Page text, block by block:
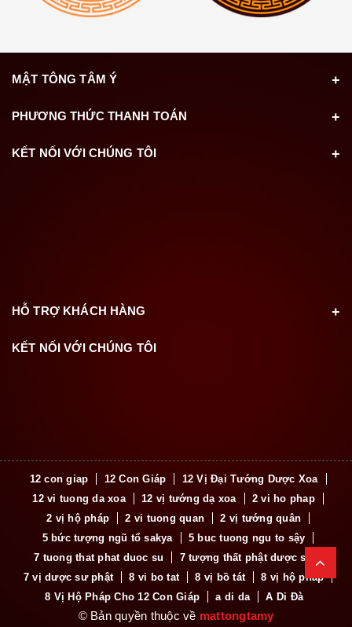
MẬT TÔNG TÂM Ý
PHƯƠNG THỨC THANH TOÁN
KẾT NỐI VỚI CHÚNG TÔI
HỖ TRỢ KHÁCH HÀNG
KẾT NỐI VỚI CHÚNG TÔI
12 con giap 12 Con Giáp
12 Vị Đại Tướng Dược Xoa
12 vi tuong da xoa
12 vị tướng dạ xoa
2 vi ho phap
2 vị hộ pháp
2 vi tuong quan
2 vị tướng quân
5 bức tượng ngũ tổ sakya
5 buc tuong ngu to sậy
7 tuong that phat duoc su
7 tượng thất phật dược sư
7 vị dược sư phật
8 vi bo tat 8 vị bồ tát
8 vị hộ pháp
8 Vị Hộ Pháp Cho 12 Con Giáp
a di da A Di Đà
© Bản quyền thuộc về mattongtamy